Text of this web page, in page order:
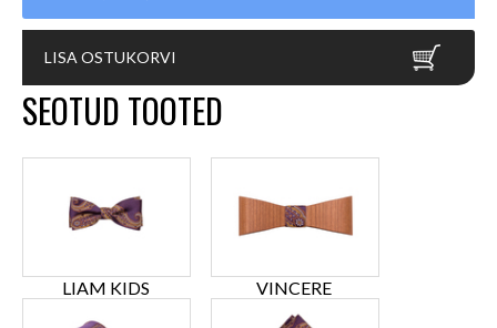
LISA OSTUKORVI
SEOTUD TOOTED
LIAM KIDS VINCERE